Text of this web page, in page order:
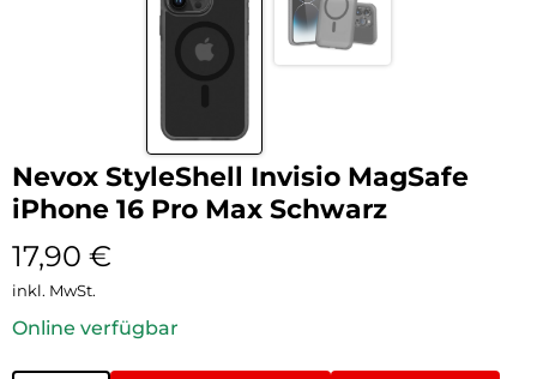
Nevox StyleShell Invisio MagSafe
iPhone 16 Pro Max Schwarz
17,90 €
inkl. MwSt.
Online verfügbar